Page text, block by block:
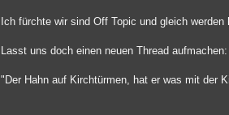
Ich fürchte wir sind Off Topic und gleich
Lasst uns doch einen neuen Thread aufmachen:
"Der Hahn auf Kirchtürmen, hat er was mit der